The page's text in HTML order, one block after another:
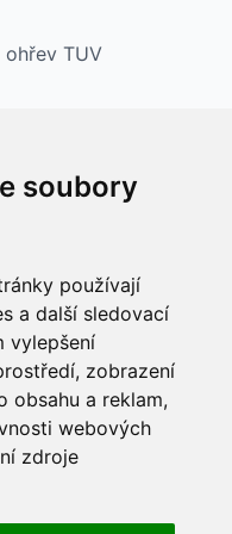
soubory
používají
a další sledovací
vylepšení
zobrazení
obsahu a reklam,
webových
zdroje
TUV